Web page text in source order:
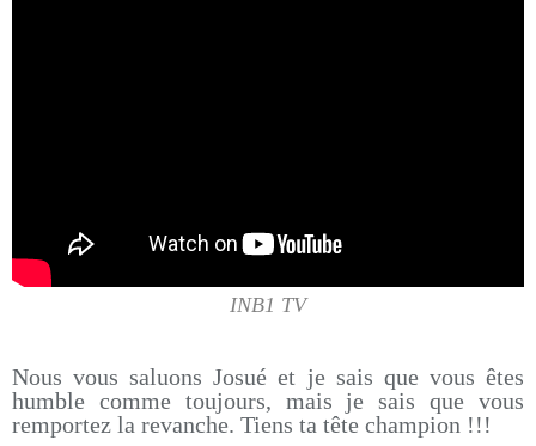
INB1 TV
Nous vous saluons Josué et je sais que vous êtes
humble comme toujours, mais je sais que vous
remportez la revanche. Tiens ta tête champion !!!